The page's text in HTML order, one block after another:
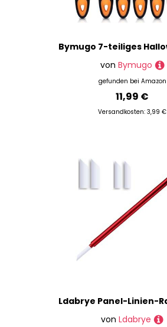
von Bymugo
gefunden bei Amazon
11,99 €
Versandkosten: 3,99 €
von Ldabrye